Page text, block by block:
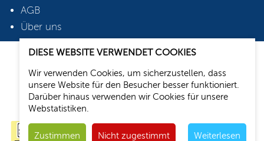
DIESE WEBSITE VERWENDET COOKIES
Wir verwenden Cookies, um sicherzustellen, dass
unsere Website für den Besucher besser funktioniert.
Darüber hinaus verwenden wir Cookies für unsere
Webstatistiken.
Zustimmen Nicht zugestimmt Weiterlesen
AGB
Über uns
Webdesign: Media Solutions B.V.